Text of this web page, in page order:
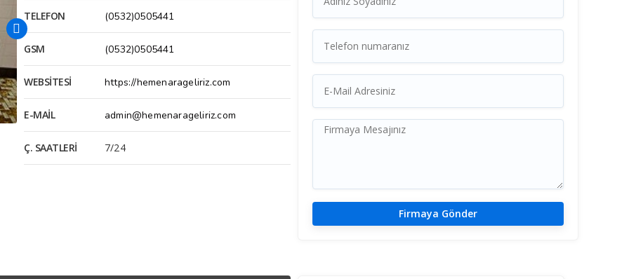
TELEFON (0532)0505441
GSM (0532)0505441
WEBSITESI https://hemenarageliriz.com
E-MAIL admin@hemenarageliriz.com
Ç. SAATLERI 7/24